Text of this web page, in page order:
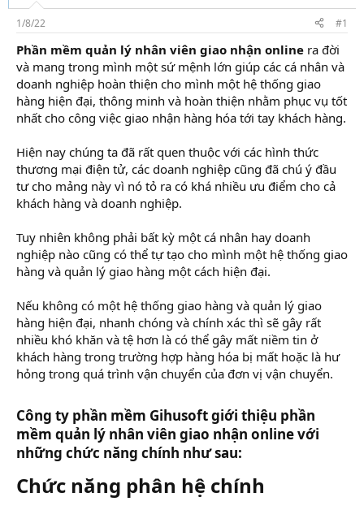
s
t
a
r
t
e
r
i
1/8/22 #1
Phần mềm quản lý nhân viên giao nhận online ra đời
và mang trong mình một sứ mệnh lớn giúp các cá nhân và
doanh nghiệp hoàn thiện cho mình một hệ thống giao
hàng hiện đại, thông minh và hoàn thiện nhằm phục vụ tốt
nhất cho công việc giao nhận hàng hóa tới tay khách hàng.
Hiện nay chúng ta đã rất quen thuộc với các hình thức
thương mại điện tử, các doanh nghiệp cũng đã chú ý đầu
tư cho mảng này vì nó tỏ ra có khá nhiều ưu điểm cho cả
khách hàng và doanh nghiệp.
Tuy nhiên không phải bất kỳ một cá nhân hay doanh
nghiệp nào cũng có thể tự tạo cho mình một hệ thống giao
hàng và quản lý giao hàng một cách hiện đại.
Nếu không có một hệ thống giao hàng và quản lý giao
hàng hiện đại, nhanh chóng và chính xác thì sẽ gây rất
nhiều khó khăn và tệ hơn là có thể gây mất niềm tin ở
khách hàng trong trường hợp hàng hóa bị mất hoặc là hư
hỏng trong quá trình vận chuyển của đơn vị vận chuyển.
Công ty phần mềm Gihusoft giới thiệu phần
mềm quản lý nhân viên giao nhận onlinevới
những chức năng chính như sau:​
Chức năng phân hệ chính​